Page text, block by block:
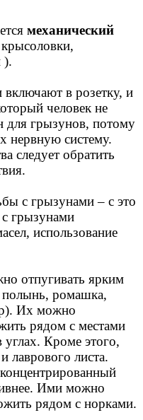
механический
).
включают в розетку, и
человек не
для грызунов, потому
нервную систему.
следует обратить
с грызунами – с это
грызунами
использование
отпугивать ярким
полынь, poмaшка,
Их можно
рядом с местами
углах. Кроме этого,
лаврового листа.
Ими можно
рядом с норками.